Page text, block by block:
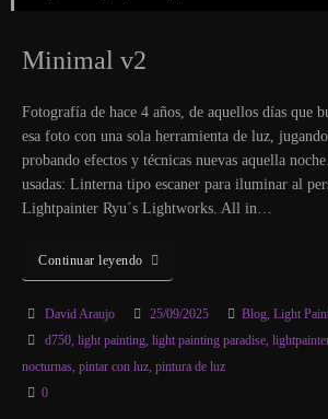
Minimal v2
Fotografía de hace 4 años, de aquellos días que
esa foto con una sola herramienta de luz,
probando efectos y técnicas nuevas aquella
usadas: Linterna tipo escaner para iluminar al
Lightpainter Ryu´s Lightworks. All in…
Continuar leyendo
David Araujo 25/09/2025 Blog, Light
d750, light painting, light painting paradise,
nocturnas pintar con luz pintura de luz
0